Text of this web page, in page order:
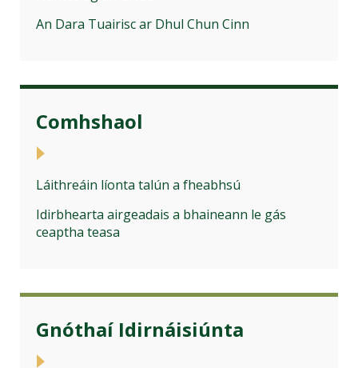
An Dara Tuairisc ar Dhul Chun Cinn
Comhshaol
Láithreáin líonta talún a fheabhsú
Idirbhearta airgeadais a bhaineann le gás
ceaptha teasa
Gnóthaí Idirnáisiúnta